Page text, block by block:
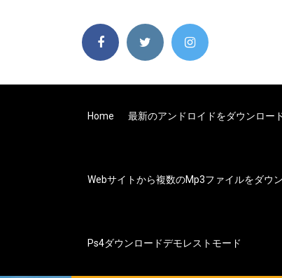
Home 最新のアンドロイドをダウンロー
Webサイトから複数のmp3ファイルをダウ
Ps4ダウンロードデモレストモード